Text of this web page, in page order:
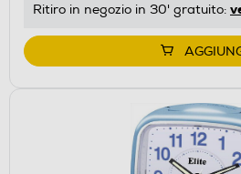
Ritiro in negozio in 30' gratuito: